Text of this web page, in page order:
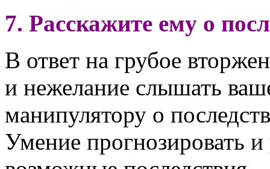
7. Расскажите ему о
В ответ на грубое
и нежелание слышать
манипулятору о
Умение прогнозировать